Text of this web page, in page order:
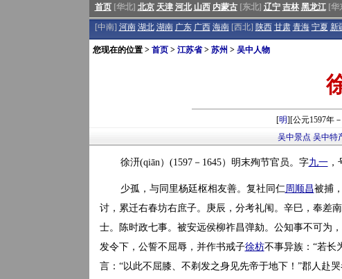
首页[华北] 北京 天津 河北 山西 内蒙古[东北] 辽宁 吉林 黑龙江[华
[中南] 河南 湖北 湖南 广东 广西 海南[西北] 陕西 甘肃 青海 宁夏 新
您现在的位置 > 首页> 江苏省> 苏州 > 吴中人物
[明][公元1597年
吴中景点 吴中特
徐汧(qiān）(1597－1645）明末殉节官员。字九一，
少孤，与同里杨廷枢相友善。复社同仁周顺昌被捕
讨，累迁右春坊右庶子。庚辰，分考礼闱。辛巳，奉差南
士。陈时政七事。被安远侯柳祚昌弹劾。公知事不可为
发令下，公誓不屈辱，并作书戒子徐枋不事异族：“若长
言：“以此不屈膝、不剃发之身见先帝于地下！”郡人赴